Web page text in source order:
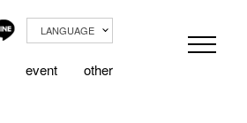
LANGUAGE
event other